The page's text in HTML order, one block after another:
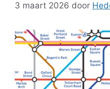
3 maart 2026 door